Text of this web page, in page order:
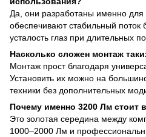
Да, они разработаны именно для
обеспечивают стабильный поток
усталость глаз при длительных
Насколько сложен монтаж
Монтаж прост благодаря
Установить их можно на
техники без дополнительных
Почему именно 3200 Лм стоит
Это золотая середина между
1000–2000 Лм и